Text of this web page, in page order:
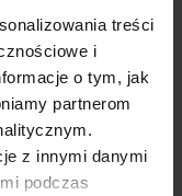
treści
i
o tym, jak
partnerom
z innymi danymi
podczas
przed